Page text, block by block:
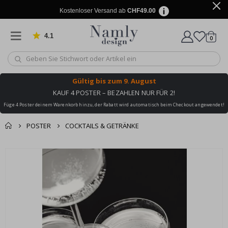
Kostenloser Versand ab CHF49.00
4.1 von 1025 Bewertungen
Wagen
0
Gültig bis zum 9. August
KAUF 4 POSTER – BEZAHLEN NUR FÜR 2!
Füge 4 Poster deinem Warenkorb hinzu, der Rabatt wird automatisch beim Checkout angewendet!
POSTER COCKTAILS & GETRÄNKE
Zusammen gekaufte
Produkte